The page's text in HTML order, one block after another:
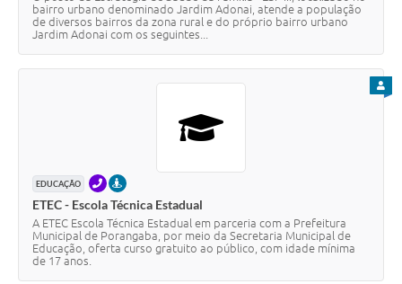
bairro urbano denominado Jardim Adonai, atende a população
de diversos bairros da zona rural e do próprio bairro urbano
Jardim Adonai com os seguintes...
EDUCAÇÃO TELEFONEPRESENCIAL
ETEC - Escola Técnica Estadual
A ETEC Escola Técnica Estadual em parceria com a Prefeitura
Municipal de Porangaba, por meio da Secretaria Municipal de
Educação, oferta curso gratuito ao público, com idade mínima
de 17 anos.